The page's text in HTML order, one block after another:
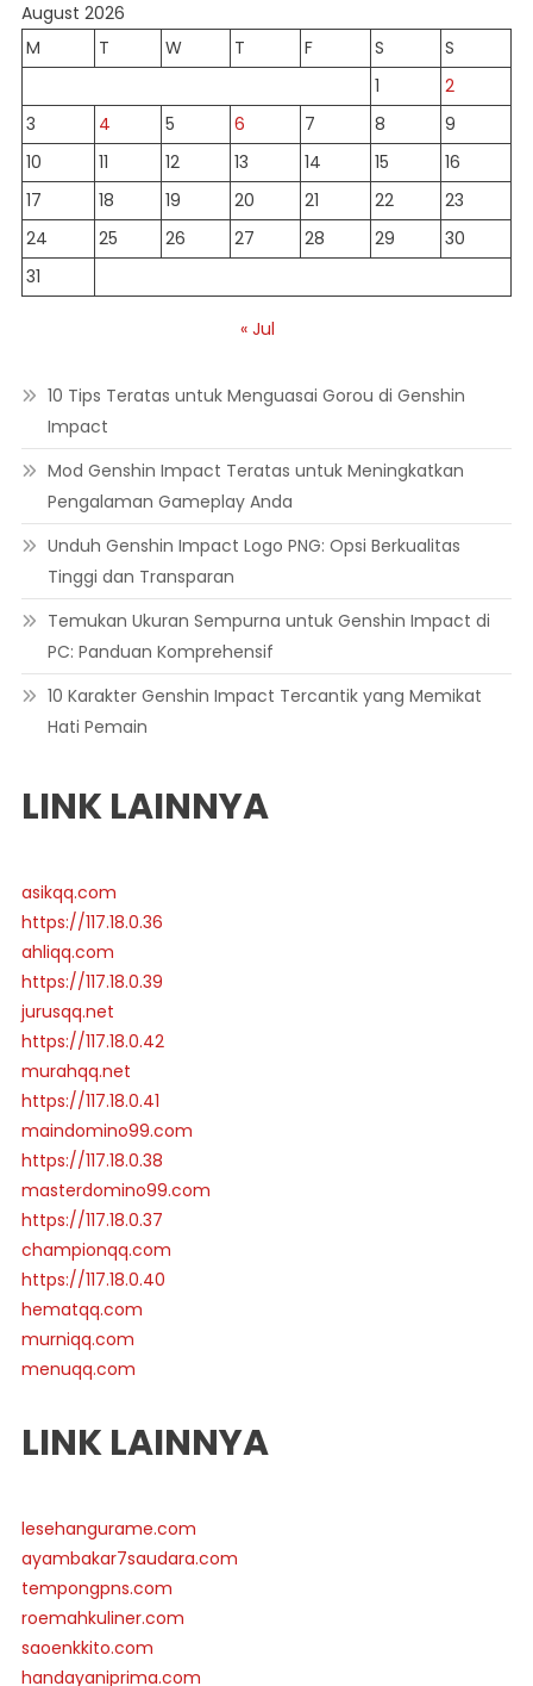
August 2026
M
T W T F S
S
1
2
3
4 5 6 7 8
9
10
11 12 13 14 15
16
17
18 19 20 21 22
23
24
25 26 27 28 29
30
31
« Jul
10 Tips Teratas untuk Menguasai Gorou di Genshin
Impact
Mod Genshin Impact Teratas untuk Meningkatkan
Pengalaman Gameplay Anda
Unduh Genshin Impact Logo PNG: Opsi Berkualitas
Tinggi dan Transparan
Temukan Ukuran Sempurna untuk Genshin Impact di
PC: Panduan Komprehensif
10 Karakter Genshin Impact Tercantik yang Memikat
Hati Pemain
LINK LAINNYA
asikqq.com
https://117.18.0.36
ahliqq.com
https://117.18.0.39
jurusqq.net
https://117.18.0.42
murahqq.net
https://117.18.0.41
maindomino99.com
https://117.18.0.38
masterdomino99.com
https://117.18.0.37
championqq.com
https://117.18.0.40
hematqq.com
murniqq.com
menuqq.com
LINK LAINNYA
lesehangurame.com
ayambakar7saudara.com
tempongpns.com
roemahkuliner.com
saoenkkito.com
handayaniprima.com